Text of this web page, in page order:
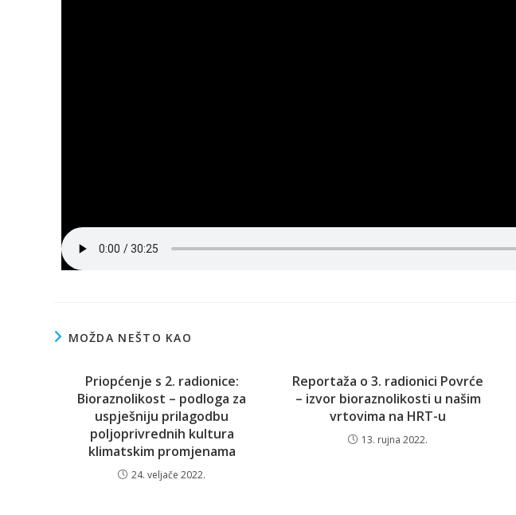
MOŽDA NEŠTO KAO
Priopćenje s 2. radionice:
Bioraznolikost – podloga za
uspješniju prilagodbu
poljoprivrednih kultura
klimatskim promjenama
24. veljače 2022.
Reportaža o 3. radionici Povrće
– izvor bioraznolikosti u našim
vrtovima na HRT-u
13. rujna 2022.